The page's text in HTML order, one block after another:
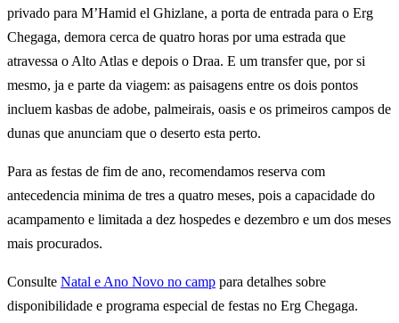
privado para M’Hamid el Ghizlane, a porta de entrada para o Erg
Chegaga, demora cerca de quatro horas por uma estrada que
atravessa o Alto Atlas e depois o Draa. E um transfer que, por si
mesmo, ja e parte da viagem: as paisagens entre os dois pontos
incluem kasbas de adobe, palmeirais, oasis e os primeiros campos de
dunas que anunciam que o deserto esta perto.
Para as festas de fim de ano, recomendamos reserva com
antecedencia minima de tres a quatro meses, pois a capacidade do
acampamento e limitada a dez hospedes e dezembro e um dos meses
mais procurados.
Consulte Natal e Ano Novo no camp para detalhes sobre
disponibilidade e programa especial de festas no Erg Chegaga.